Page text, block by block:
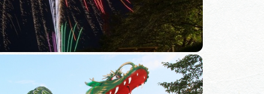
の皆様へ フォトライブラリー
ー お問い合わせ